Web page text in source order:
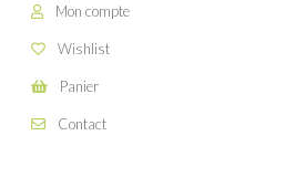
Mon compte
Wishlist
Panier
Contact